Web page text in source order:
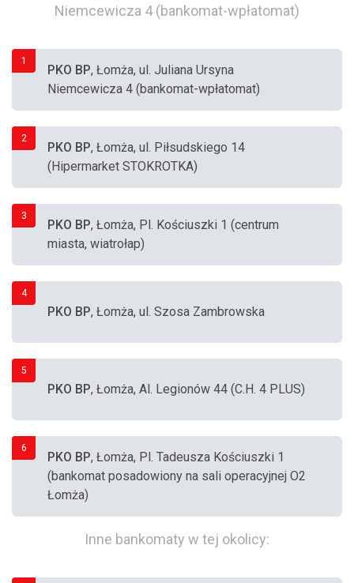
Niemcewicza 4 (bankomat-wpłatomat)
1
PKO BP, Łomża, ul. Juliana Ursyna
Niemcewicza 4 (bankomat-wpłatomat)
2
PKO BP, Łomża, ul. Piłsudskiego 14
(Hipermarket STOKROTKA)
3
PKO BP, Łomża, Pl. Kościuszki 1 (centrum
miasta, wiatrołap)
4
PKO BP, Łomża, ul. Szosa Zambrowska
5
PKO BP, Łomża, Al. Legionów 44 (C.H. 4 PLUS)
6
PKO BP, Łomża, Pl. Tadeusza Kościuszki 1
(bankomat posadowiony na sali operacyjnej O2
Łomża)
Inne bankomaty w tej okolicy: